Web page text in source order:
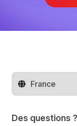
Changer de pays
Des questions